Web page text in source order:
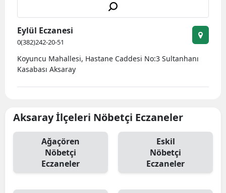
Eylül Eczanesi
0(382)242-20-51
Koyuncu Mahallesi, Hastane Caddesi No:3 Sultanhanı
Kasabası Aksaray
Aksaray İlçeleri Nöbetçi Eczaneler
Ağaçören
Nöbetçi
Eczaneler
Eskil
Nöbetçi
Eczaneler